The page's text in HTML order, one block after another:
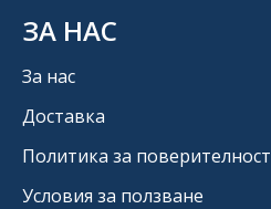
ЗА НАС
За нас
Доставка
Политика за поверителност
Условия за ползване